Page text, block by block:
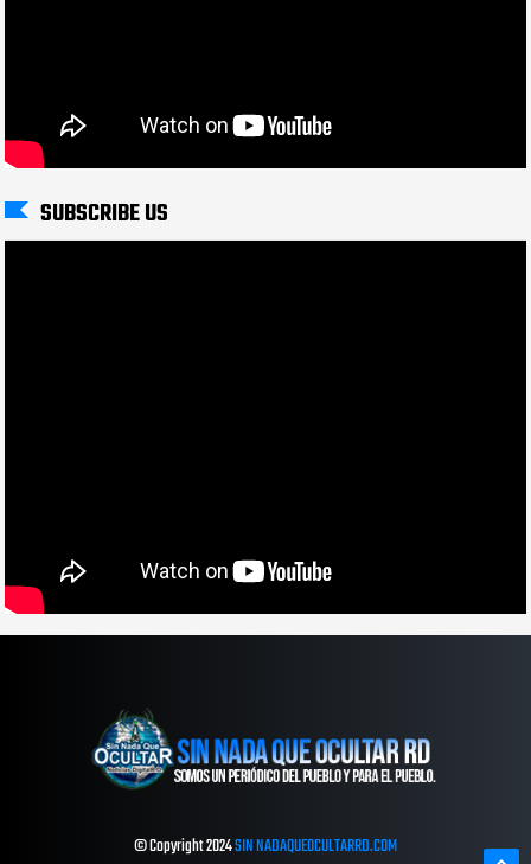
SUBSCRIBE US
© Copyright 2024SIN NADAQUEOCULTARRD.COM